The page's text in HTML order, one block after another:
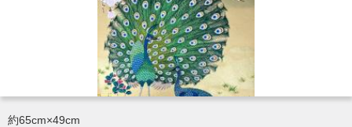
約65cm×49cm